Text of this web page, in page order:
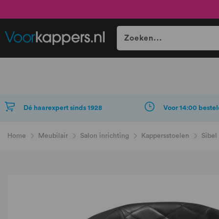
Dé haarexpert sinds 1928 Voor 14:00
Home Meubilair Salon inrichting Kappersstoelen Sibel